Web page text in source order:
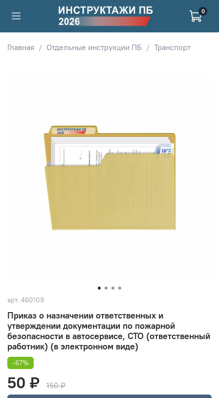
0
Главная Отдельные инструкции ПБ Транспорт
арт. 460109
Приказ о назначении ответственных и
утверждении документации по пожарной
безопасности в автосервисе, СТО (ответственный
работник) (в электронном виде)
-67%
50 ₽
150 ₽